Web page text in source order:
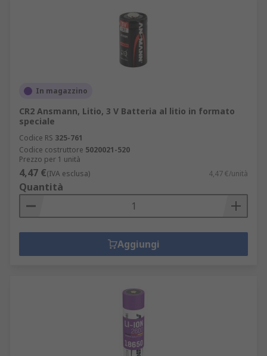
In magazzino
CR2 Ansmann, Litio, 3 V Batteria al litio in formato
speciale
Codice RS 325-761
Codice costruttore 5020021-520
Prezzo per 1 unità
4,47 €(IVA esclusa) 4,47 €/unità
Quantità
Aggiungi